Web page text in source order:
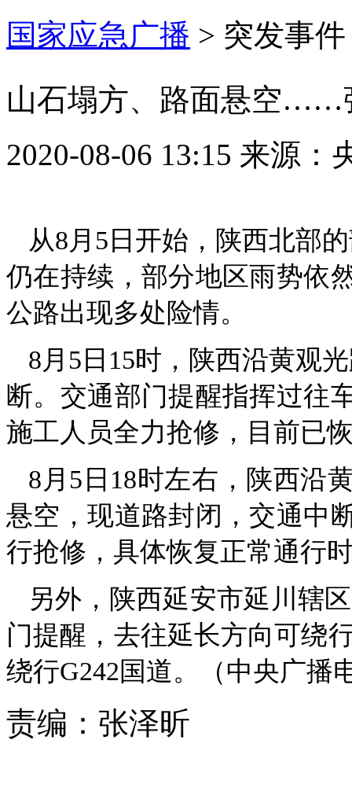
国家应急广播 > 突发事件
山石塌方、路面悬空……
2020-08-06 13:15 来源：
从8月5日开始，陕西北部
仍在持续，部分地区雨势依
公路出现多处险情。
8月5日15时，陕西沿黄观
断。交通部门提醒指挥过往
施工人员全力抢修，目前已
8月5日18时左右，陕西沿
悬空，现道路封闭，交通中
行抢修，具体恢复正常通行
另外，陕西延安市延川辖
门提醒，去往延长方向可绕
绕行G242国道。（中央广播
责编： 张泽昕